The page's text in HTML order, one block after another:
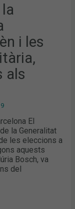
i les
als
El
la Generalitat
les eleccions a
aquests
Bosch, va
del